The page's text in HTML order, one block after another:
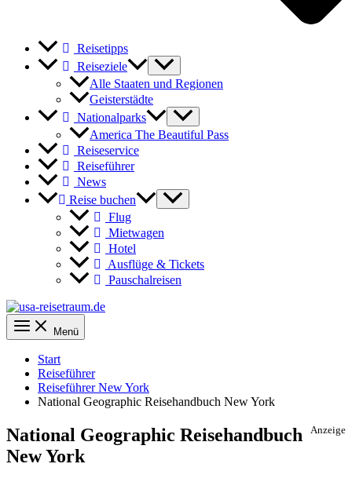
Reisetipps
Reiseziele
Alle Staaten und Regionen
Geisterstädte
Nationalparks
America The Beautiful Pass
Reiseservice
Reiseführer
News
Reise buchen
Flug
Mietwagen
Hotel
Ausflüge & Tickets
Pauschalreisen
Menü
Start
Reiseführer
Reiseführer New York
National Geographic Reisehandbuch New York
Anzeige
National Geographic Reisehandbuch
New York